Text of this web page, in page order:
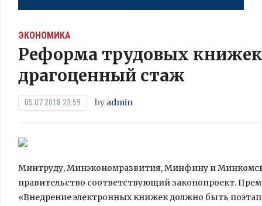
ЭКОНОМИКА
Реформа трудовых
драгоценный стаж
05.07.2018 23:59 by admin
Минтруду, Минэкономразвития, Минфину и
правительство соответствующий законопроект.
«Внедрение электронных книжек должно быть